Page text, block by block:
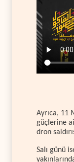
Ayrıca, 11
güçlerine
dron
Salı günü